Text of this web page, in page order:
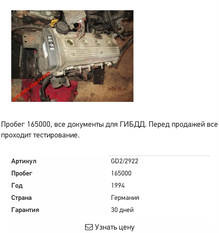
Пробег 165000, все документы для ГИБДД. Перед продажей все
проходит тестирование.
Артикул
GD2/2922
Пробег
165000
Год
1994
Страна
Германия
Гарантия
30 дней
Узнать цену